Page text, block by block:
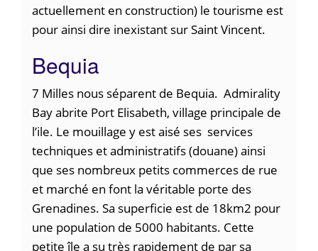
actuellement en construction) le tourisme est
pour ainsi dire inexistant sur Saint Vincent.
Bequia
7 Milles nous séparent de Bequia. Admirality
Bay abrite Port Elisabeth, village principale de
l’ile. Le mouillage y est aisé ses services
techniques et administratifs (douane) ainsi
que ses nombreux petits commerces de rue
et marché en font la véritable porte des
Grenadines. Sa superficie est de 18km2 pour
une population de 5000 habitants. Cette
petite île a su très rapidement de par sa